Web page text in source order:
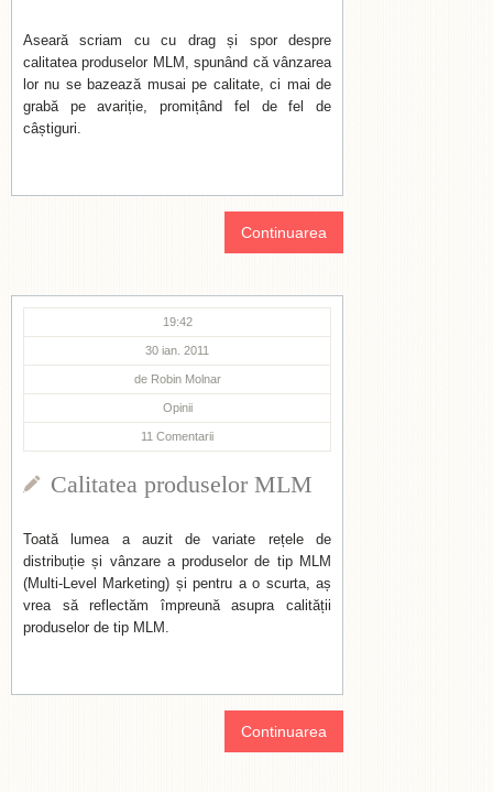
Aseară scriam cu cu drag și spor despre
calitatea produselor MLM, spunând că vânzarea
lor nu se bazează musai pe calitate, ci mai de
grabă pe avariție, promițând fel de fel de
câștiguri.
Continuarea
19:42
30 ian. 2011
de Robin Molnar
Opinii
11 Comentarii
Calitatea produselor MLM
Toată lumea a auzit de variate rețele de
distribuție și vânzare a produselor de tip MLM
(Multi-Level Marketing) și pentru a o scurta, aș
vrea să reflectăm împreună asupra calității
produselor de tip MLM.
Continuarea